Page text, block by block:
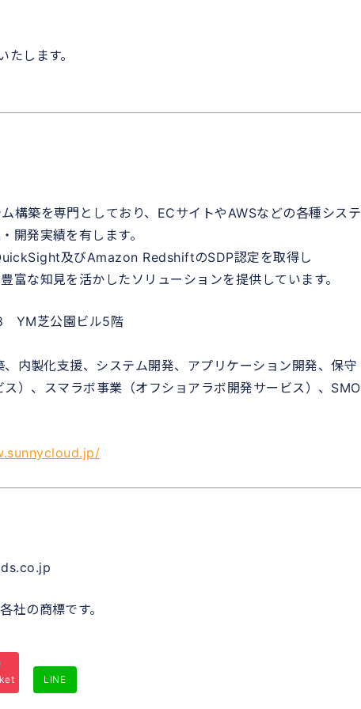
します。
構築を専門としており、ECサイトやAWSなどの各種シス
開発実績を有します。
及びAmazon RedshiftのSDP認定を取得し
富な知見を活かしたソリューションを提供しています。
YM芝公園ビル5階
内製化支援、システム開発、アプリケーション開発、保守
）、スマラボ事業（オフショアラボ開発サービス）、
社の商標です。
LINE